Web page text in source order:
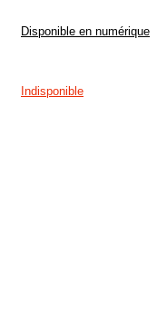
Disponible en numérique
Indisponible